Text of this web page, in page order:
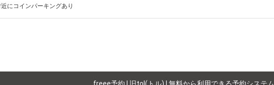
にコインパーキングあり